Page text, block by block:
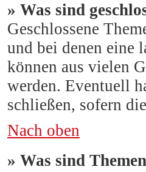
» Was sind
Geschlossene
und bei denen eine
können aus vielen
werden. Eventuell
schließen, sofern
Nach oben
» Was sind